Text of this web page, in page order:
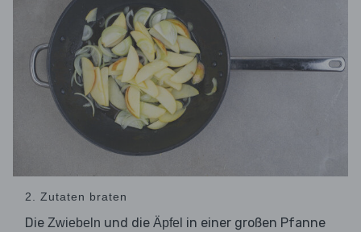
2. Zutaten braten
Die Zwiebeln und die Äpfel in einer großen Pfanne